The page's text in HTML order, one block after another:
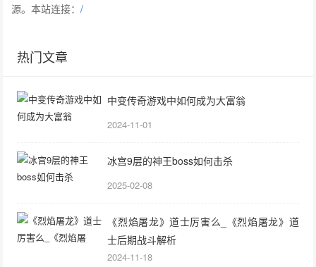
源。本站连接：/
热门文章
中变传奇游戏中如何成为大富翁
2024-11-01
冰宫9层的神王boss如何击杀
2025-02-08
《烈焰屠龙》道士厉害么_《烈焰屠龙》道
士后期战斗解析
2024-11-18